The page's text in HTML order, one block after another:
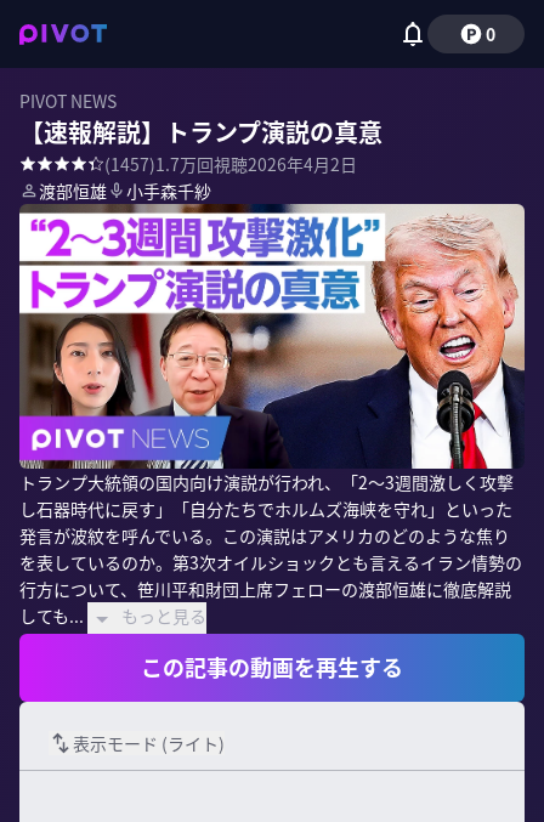
0
PIVOT NEWS
【速報解説】トランプ演説の真意
(1457)1.7万回視聴2026年4月2日
渡部恒雄
小手森千紗
トランプ大統領の国内向け演説が行われ、「2〜3週間激しく攻撃
し石器時代に戻す」「自分たちでホルムズ海峡を守れ」といった
発言が波紋を呼んでいる。この演説はアメリカのどのような焦り
を表しているのか。第3次オイルショックとも言えるイラン情勢の
行方について、笹川平和財団上席フェローの渡部恒雄に徹底解説
しても...
もっと見る
この記事の動画を再生する
表示モード (ライト)